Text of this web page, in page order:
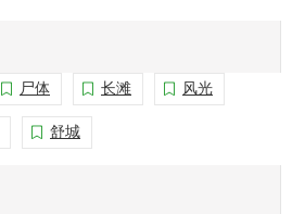
尸体 长滩 风光
舒城